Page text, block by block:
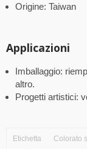
Origine: Taiwan
Applicazioni
Imballaggio:
altro.
Progetti artistici:
Etichetta Colorato